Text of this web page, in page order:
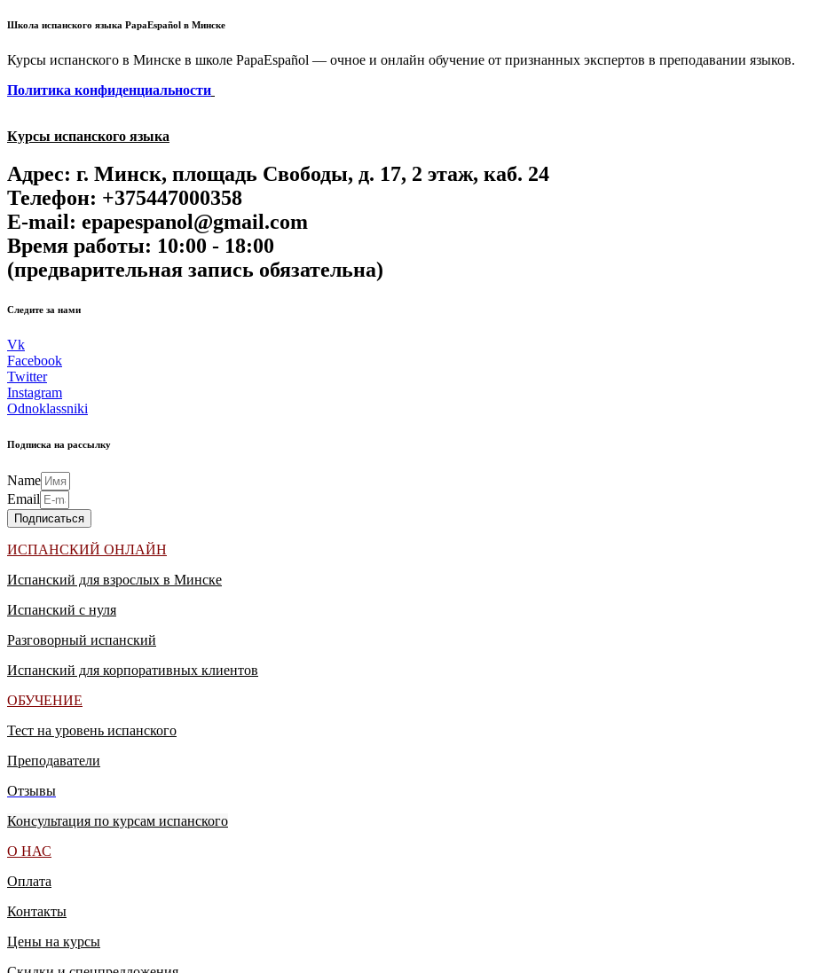
Школа испанского языка PapaEspañol в Минске
Курсы испанского в Минске в школе PapaEspañol — очное и онлайн обучение от признанных экспертов в преподавании языков.
Политика конфиденциальности
Курсы испанского языка
Адрес: г. Минск, площадь Свободы, д. 17, 2 этаж, каб. 24
Телефон: +375447000358
E-mail: epapespanol@gmail.com
Время работы: 10:00 - 18:00
(предварительная запись обязательна)
Следите за нами
Vk
Facebook
Twitter
Instagram
Odnoklassniki
Подписка на рассылку
Name
Email
Подписаться
ИСПАНСКИЙ ОНЛАЙН
Испанский для взрослых в Минске
Испанский с нуля
Разговорный испанский
Испанский для корпоративных клиентов
ОБУЧЕНИЕ
Тест на уровень испанского
Преподаватели
Отзывы
Консультация по курсам испанского
О НАС
Оплата
Контакты
Цены на курсы